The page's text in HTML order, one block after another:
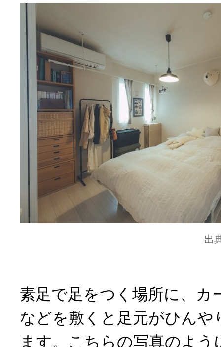
出
素足で足をつく場所に、カ
などを敷くと足元がひんや
ます。こちらの写真のよ